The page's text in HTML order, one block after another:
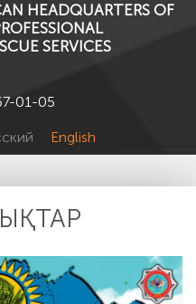
HEADQUARTERS OF
SERVICES
01-05
English